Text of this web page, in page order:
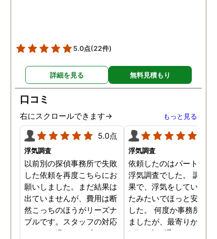
5.0点(22件)
詳細を見る 無料見積もり
口コミ
右にスクロールできます→ もっと見る
5.0点
浮気調査
以前別の探偵事務所で失敗
した依頼を再度こちらにお
願いしました。まだ結果は
出ていませんが、費用は断
然こっちのほうがリーズナ
ブルです。スタッフの対応
なんかも温かみを感じま
浮気調査
依頼したのはパートナー
浮気調査でした。 調査
果で、浮気をしていなか
たみたいでほっと安心し
した。 何度か事務所に
ましたが、最寄りから徒
3分程度で通いやすかっ